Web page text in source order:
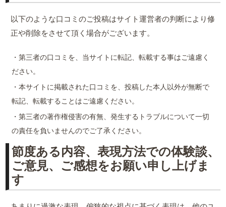
以下のような口コミのご投稿はサイト運営者の判断により修
正や削除をさせて頂く場合がございます。
・第三者の口コミを、当サイトに転記、転載する事はご遠慮く
ださい。
・本サイトに掲載された口コミを、投稿した本人以外が無断で
転記、転載することはご遠慮ください。
・第三者の著作権侵害の有無、発生するトラブルについて一切
の責任を負いませんのでご了承ください。
節度ある内容、表現方法での体験談、
ご意見、ご感想をお願い申し上げま
す